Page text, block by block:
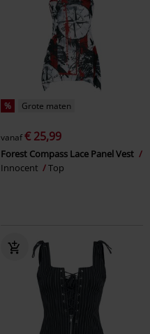
% Grote maten
vanaf€ 25,99
Forest Compass Lace Panel Vest
Innocent
Top